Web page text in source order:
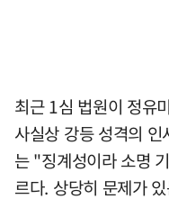
최근 1심 법원이 정유
사실상 강등 성격의
는 "징계성이라 소명
르다. 상당히 문제가